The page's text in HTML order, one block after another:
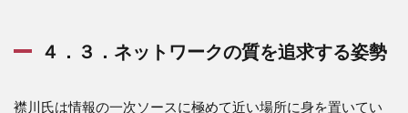
４．３．ネットワークの質を追求する姿勢
襟川氏は情報の一次ソースに極めて近い場所に身を置いてい